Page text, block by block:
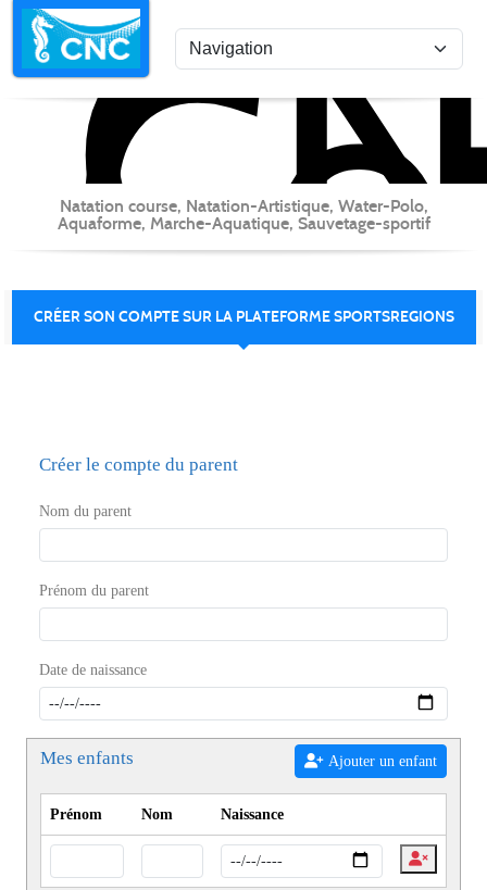
Natation course, Natation-Artistique, Water-Polo,
Aquaforme, Marche-Aquatique, Sauvetage-sportif
CRÉER SON COMPTE SUR LA PLATEFORME SPORTSREGIONS
Créer le compte du parent
Nom du parent
Prénom du parent
Date de naissance
Mes enfants Ajouter un enfant
Prénom Nom Naissance
Panneau de gestion des cookies